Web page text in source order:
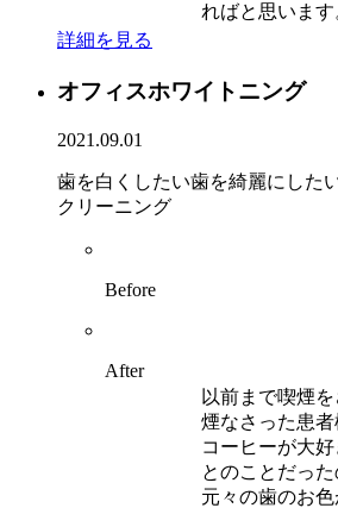
ればと思います
詳細を見る
オフィスホワイトニング
2021.09.01
歯を白くしたい歯を綺麗にした
クリーニング
Before
After
以前まで喫煙
煙なさった患者
コーヒーが大
とのことだっ
元々の歯のお